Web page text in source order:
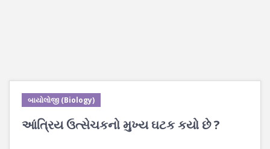
બાયોલોજી (Biology)
આંત્રિય ઉત્સેચકનો મુખ્ય ઘટક કયો છે ?